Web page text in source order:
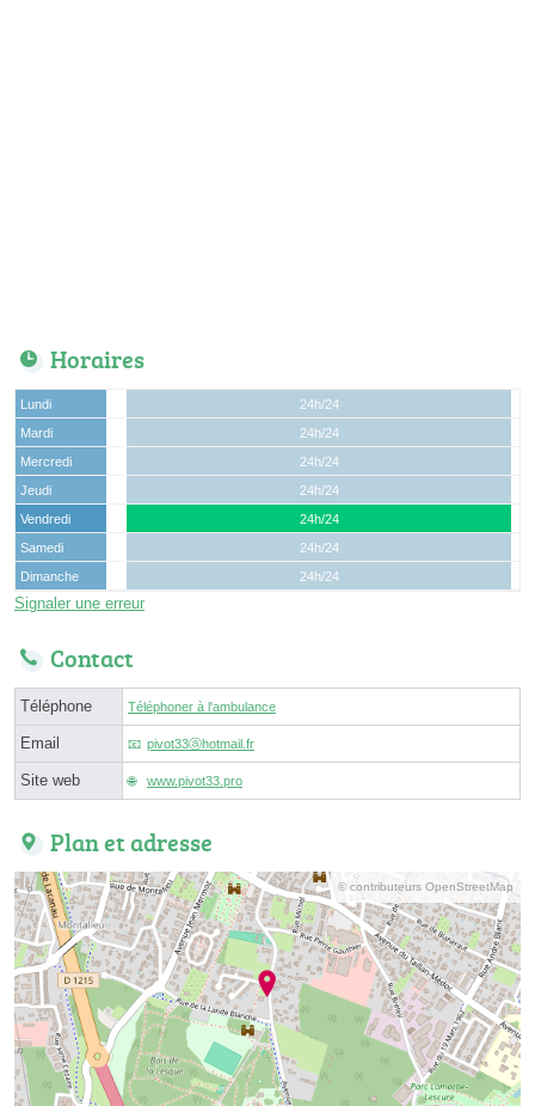
Horaires
Lundi
24h/24
Mardi
24h/24
Mercredi
24h/24
Jeudi
24h/24
Vendredi
24h/24
Samedi
24h/24
Dimanche
24h/24
Signaler une erreur
Contact
Téléphone Téléphoner à l'ambulance
Email pivot33ⓐhotmail.fr
Site web www.pivot33.pro
Plan et adresse
© contributeurs OpenStreetMap